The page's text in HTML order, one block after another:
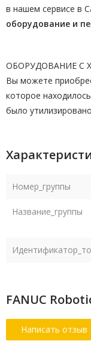
в нашем сервисе в
оборудование и
ОБОРУДОВАНИЕ С
Вы можете
которое
было
Номер_группы
Название_группы
FANUC